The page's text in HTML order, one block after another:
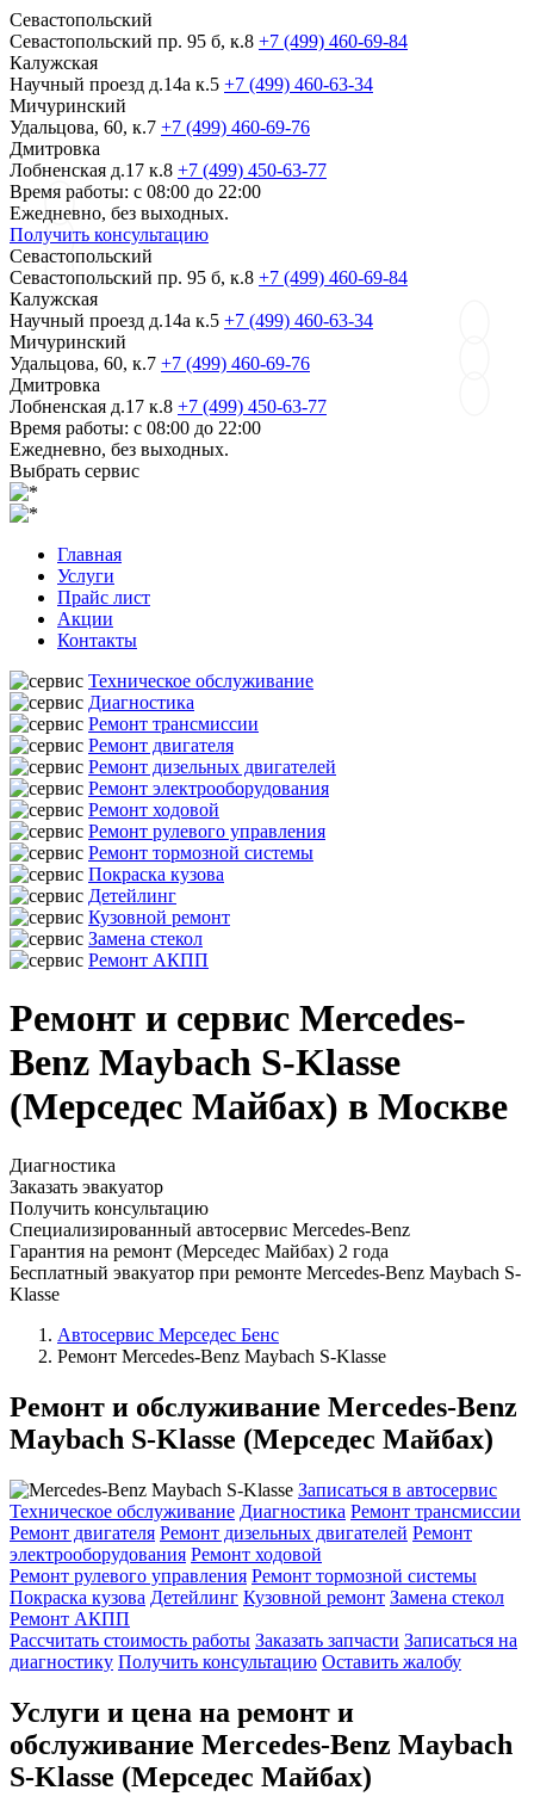
Севастопольский
Севастопольский пр. 95 б, к.8 +7 (499) 460-69-84
Калужская
Научный проезд д.14а к.5 +7 (499) 460-63-34
Мичуринский
Удальцова, 60, к.7 +7 (499) 460-69-76
Дмитровка
Лобненская д.17 к.8 +7 (499) 450-63-77
Время работы: с 08:00 до 22:00
Ежедневно, без выходных.
Получить консультацию
Севастопольский
Севастопольский пр. 95 б, к.8 +7 (499) 460-69-84
Калужская
Научный проезд д.14а к.5 +7 (499) 460-63-34
Мичуринский
Удальцова, 60, к.7 +7 (499) 460-69-76
Дмитровка
Лобненская д.17 к.8 +7 (499) 450-63-77
Время работы: с 08:00 до 22:00
Ежедневно, без выходных.
Выбрать сервис
Главная
Услуги
Прайс лист
Акции
Контакты
Техническое обслуживание
Диагностика
Ремонт трансмиссии
Ремонт двигателя
Ремонт дизельных двигателей
Ремонт электрооборудования
Ремонт ходовой
Ремонт рулевого управления
Ремонт тормозной системы
Покраска кузова
Детейлинг
Кузовной ремонт
Замена стекол
Ремонт АКПП
Ремонт и сервис Mercedes-
Benz Maybach S-Klasse
(Мерседес Майбах) в Москве
Диагностика
Заказать эвакуатор
Получить консультацию
Специализированный автосервис Mercedes-Benz
Гарантия на ремонт (Мерседес Майбах) 2 года
Бесплатный эвакуатор при ремонте Mercedes-Benz Maybach S-
Klasse
Автосервис Мерседес Бенс
Ремонт Mercedes-Benz Maybach S-Klasse
Ремонт и обслуживание Mercedes-Benz
Maybach S-Klasse (Мерседес Майбах)
Записаться в автосервис
Техническое обслуживание Диагностика Ремонт трансмиссии
Ремонт двигателя Ремонт дизельных двигателей Ремонт
электрооборудования Ремонт ходовой
Ремонт рулевого управления Ремонт тормозной системы
Покраска кузова Детейлинг Кузовной ремонт Замена стекол
Ремонт АКПП
Рассчитать стоимость работы Заказать запчасти Записаться на
диагностику Получить консультацию Оставить жалобу
Услуги и цена на ремонт и
обслуживание Mercedes-Benz Maybach
S-Klasse (Мерседес Майбах)